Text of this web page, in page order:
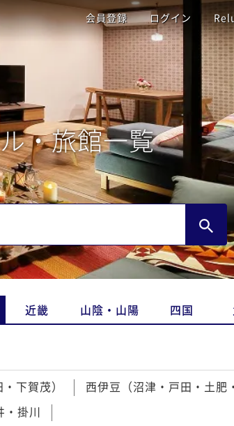
会員登録 ログイン
・旅館一覧
近畿 山陰・山陽 四国
下賀茂）
西伊豆（沼津・戸田・土肥
・掛川